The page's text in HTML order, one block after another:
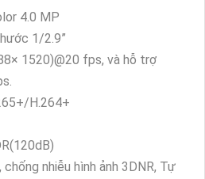
4.0 MP
1/2.9”
1520)@20 fps, và hỗ trợ
H.264+
chống nhiễu hình ảnh 3DNR, Tự